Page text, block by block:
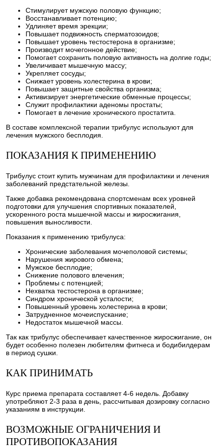
Стимулирует мужскую половую функцию;
Восстанавливает потенцию;
Удлиняет время эрекции;
Повышает подвижность сперматозоидов;
Повышает уровень тестостерона в организме;
Производит мочегонное действие;
Помогает сохранить половую активность на долгие годы;
Увеличивает мышечную массу;
Укрепляет сосуды;
Снижает уровень холестерина в крови;
Повышает защитные свойства организма;
Активизирует энергетические обменные процессы;
Служит профилактики аденомы простаты;
Помогает в лечение хронического простатита.
В составе комплексной терапии трибулус используют для
лечения мужского бесплодия.
ПОКАЗАНИЯ К ПРИМЕНЕНИЮ
Трибулус стоит купить мужчинам для профилактики и лечения
заболеваний предстательной железы.
Также добавка рекомендована спортсменам всех уровней
подготовки для улучшения спортивных показателей,
ускоренного роста мышечной массы и жиросжигания,
повышения выносливости.
Показания к применению трибулуса:
Хронические заболевания мочеполовой системы;
Нарушения жирового обмена;
Мужское бесплодие;
Снижение полового влечения;
Проблемы с потенцией;
Нехватка тестостерона в организме;
Синдром хронической усталости;
Повышенный уровень холестерина в крови;
Затрудненное мочеиспускание;
Недостаток мышечной массы.
Так как трибулус обеспечивает качественное жиросжигание, он
будет особенно полезен любителям фитнеса и бодибилдерам
в период сушки.
КАК ПРИНИМАТЬ
Курс приема препарата составляет 4-6 недель. Добавку
употребляют 2-3 раза в день, рассчитывая дозировку согласно
указаниям в инструкции.
ВОЗМОЖНЫЕ ОГРАНИЧЕНИЯ И
ПРОТИВОПОКАЗАНИЯ